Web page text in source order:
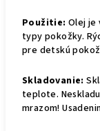
Použitie: Olej je
typy pokožky.
pre detskú
Skladovanie:
teplote.
mrazom!